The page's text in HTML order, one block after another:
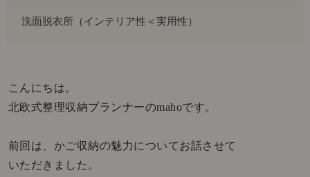
こんにちは。
北欧式整理収納プランナーのmahoです。
前回は、かご収納の魅力についてお話させて
いただきました。
洗面脱衣所（インテリア性＜実用性）